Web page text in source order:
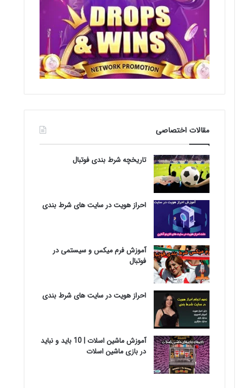
مقالات اختصاصی
تاریخچه شرط بندی فوتبال
احراز هویت در سایت های شرط بندی
آموزش فرم میکس و سیستمی در
فوتبال
احراز هویت در سایت های شرط بندی
آموزش ماشین اسلات | 10 باید و نباید
در بازی ماشین اسلات